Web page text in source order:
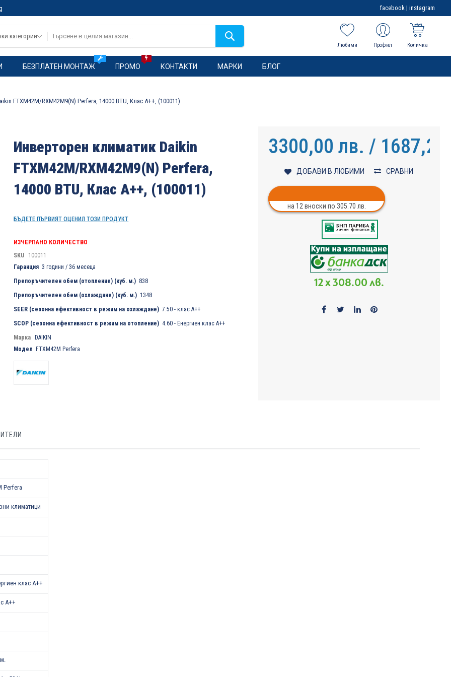
facebook | instagram
категории
Любими Профил Количка
БЕЗПЛАТЕН МОНТАЖ ПРОМО КОНТАКТИ МАРКИ БЛОГ
FTXM42M/RXM42M9(N) Perfera, 14000 BTU, Клас A++, (100011)
Инверторен климатик Daikin
FTXM42M/RXM42M9(N) Perfera,
14000 BTU, Клас A++, (100011)
БЪДЕТЕ ПЪРВИЯТ ОЦЕНИЛ ТОЗИ ПРОДУКТ
ИЗЧЕРПАНО КОЛИЧЕСТВО
SKU
100011
Гаранция 3 години / 36 месеца
Препоръчителен обем (отопление) (куб. м.) 838
Препоръчителен обем (охлаждане) (куб. м.) 1348
SEER (сезонна ефективност в режим на охлаждане) 7.50 - клас A++
SCOP (сезонна ефективност в режим на отопление) 4.60 - Енергиен клас A++
Марка DAIKIN
Модел FTXM42M Perfera
3300,00 лв. / 1687,26
ДОБАВИ В ЛЮБИМИ СРАВНИ
на 12 вноски по 305.70 лв.
12 x 308.00 лв.
Perfera
климатици
клас A++
A++